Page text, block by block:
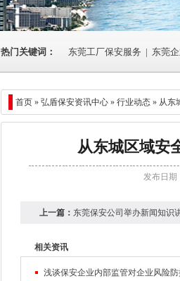
热门关键词： 东莞工厂保安服务 | 东莞
首页 » 弘盾保安资讯中心» 行业动态» 从东
从东城区域安
发布日期
上一篇： 东莞保安公司举办新闻知识
相关资讯
浅谈保安企业内部监管对企业风险